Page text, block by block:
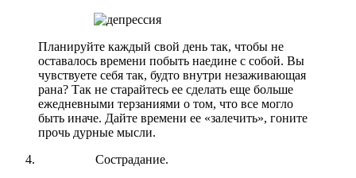
Планируйте каждый свой день так, чтобы не
оставалось времени побыть наедине с собой. Вы
чувствуете себя так, будто внутри незаживающая
рана? Так не старайтесь ее сделать еще больше
ежедневными терзаниями о том, что все могло
быть иначе. Дайте времени ее «залечить», гоните
прочь дурные мысли.
Сострадание.